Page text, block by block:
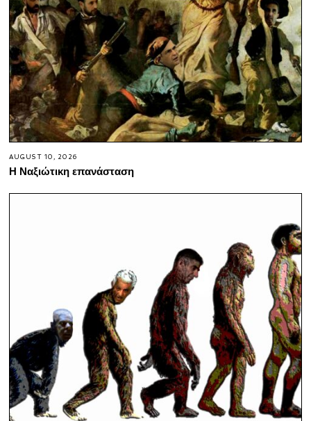
AUGUST 10, 2026
Η Ναξιώτικη επανάσταση